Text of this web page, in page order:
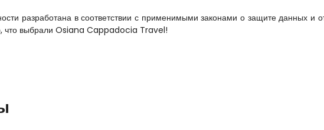
разработана в соответствии с применимыми законами о защите данных и
что выбрали Osiana Cappadocia Travel!